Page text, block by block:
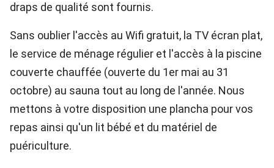
draps de qualité sont fournis.
Sans oublier l'accès au Wifi gratuit, la TV écran plat,
le service de ménage régulier et l'accès à la piscine
couverte chauffée (ouverte du 1er mai au 31
octobre) au sauna tout au long de l'année. Nous
mettons à votre disposition une plancha pour vos
repas ainsi qu'un lit bébé et du matériel de
puériculture.